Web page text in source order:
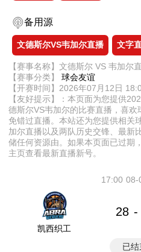
备用源
文德斯尔VS韦加尔直播 文字
【赛事名称】文德斯尔 VS 韦加尔
【赛事分类】 球会友谊
【开赛时间】2026年07月12日
【友好提示】：本页面为您提供
德斯尔VS韦加尔的比赛直播，喜
免错过直播。本站还为您提供相关
加尔直播以及两队历史交锋、最新
储任何资源由。如果本页面已过期
主页查看最新直播新号。
08-
17:00
凯西织工
28 -
已结